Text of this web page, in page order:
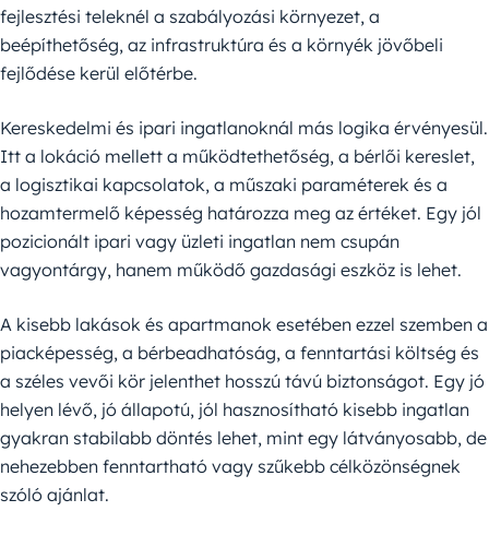
fejlesztési teleknél a szabályozási környezet, a
beépíthetőség, az infrastruktúra és a környék jövőbeli
fejlődése kerül előtérbe.
Kereskedelmi és ipari ingatlanoknál más logika érvényesül.
Itt a lokáció mellett a működtethetőség, a bérlői kereslet,
a logisztikai kapcsolatok, a műszaki paraméterek és a
hozamtermelő képesség határozza meg az értéket. Egy jól
pozicionált ipari vagy üzleti ingatlan nem csupán
vagyontárgy, hanem működő gazdasági eszköz is lehet.
A kisebb lakások és apartmanok esetében ezzel szemben a
piacképesség, a bérbeadhatóság, a fenntartási költség és
a széles vevői kör jelenthet hosszú távú biztonságot. Egy jó
helyen lévő, jó állapotú, jól hasznosítható kisebb ingatlan
gyakran stabilabb döntés lehet, mint egy látványosabb, de
nehezebben fenntartható vagy szűkebb célközönségnek
szóló ajánlat.